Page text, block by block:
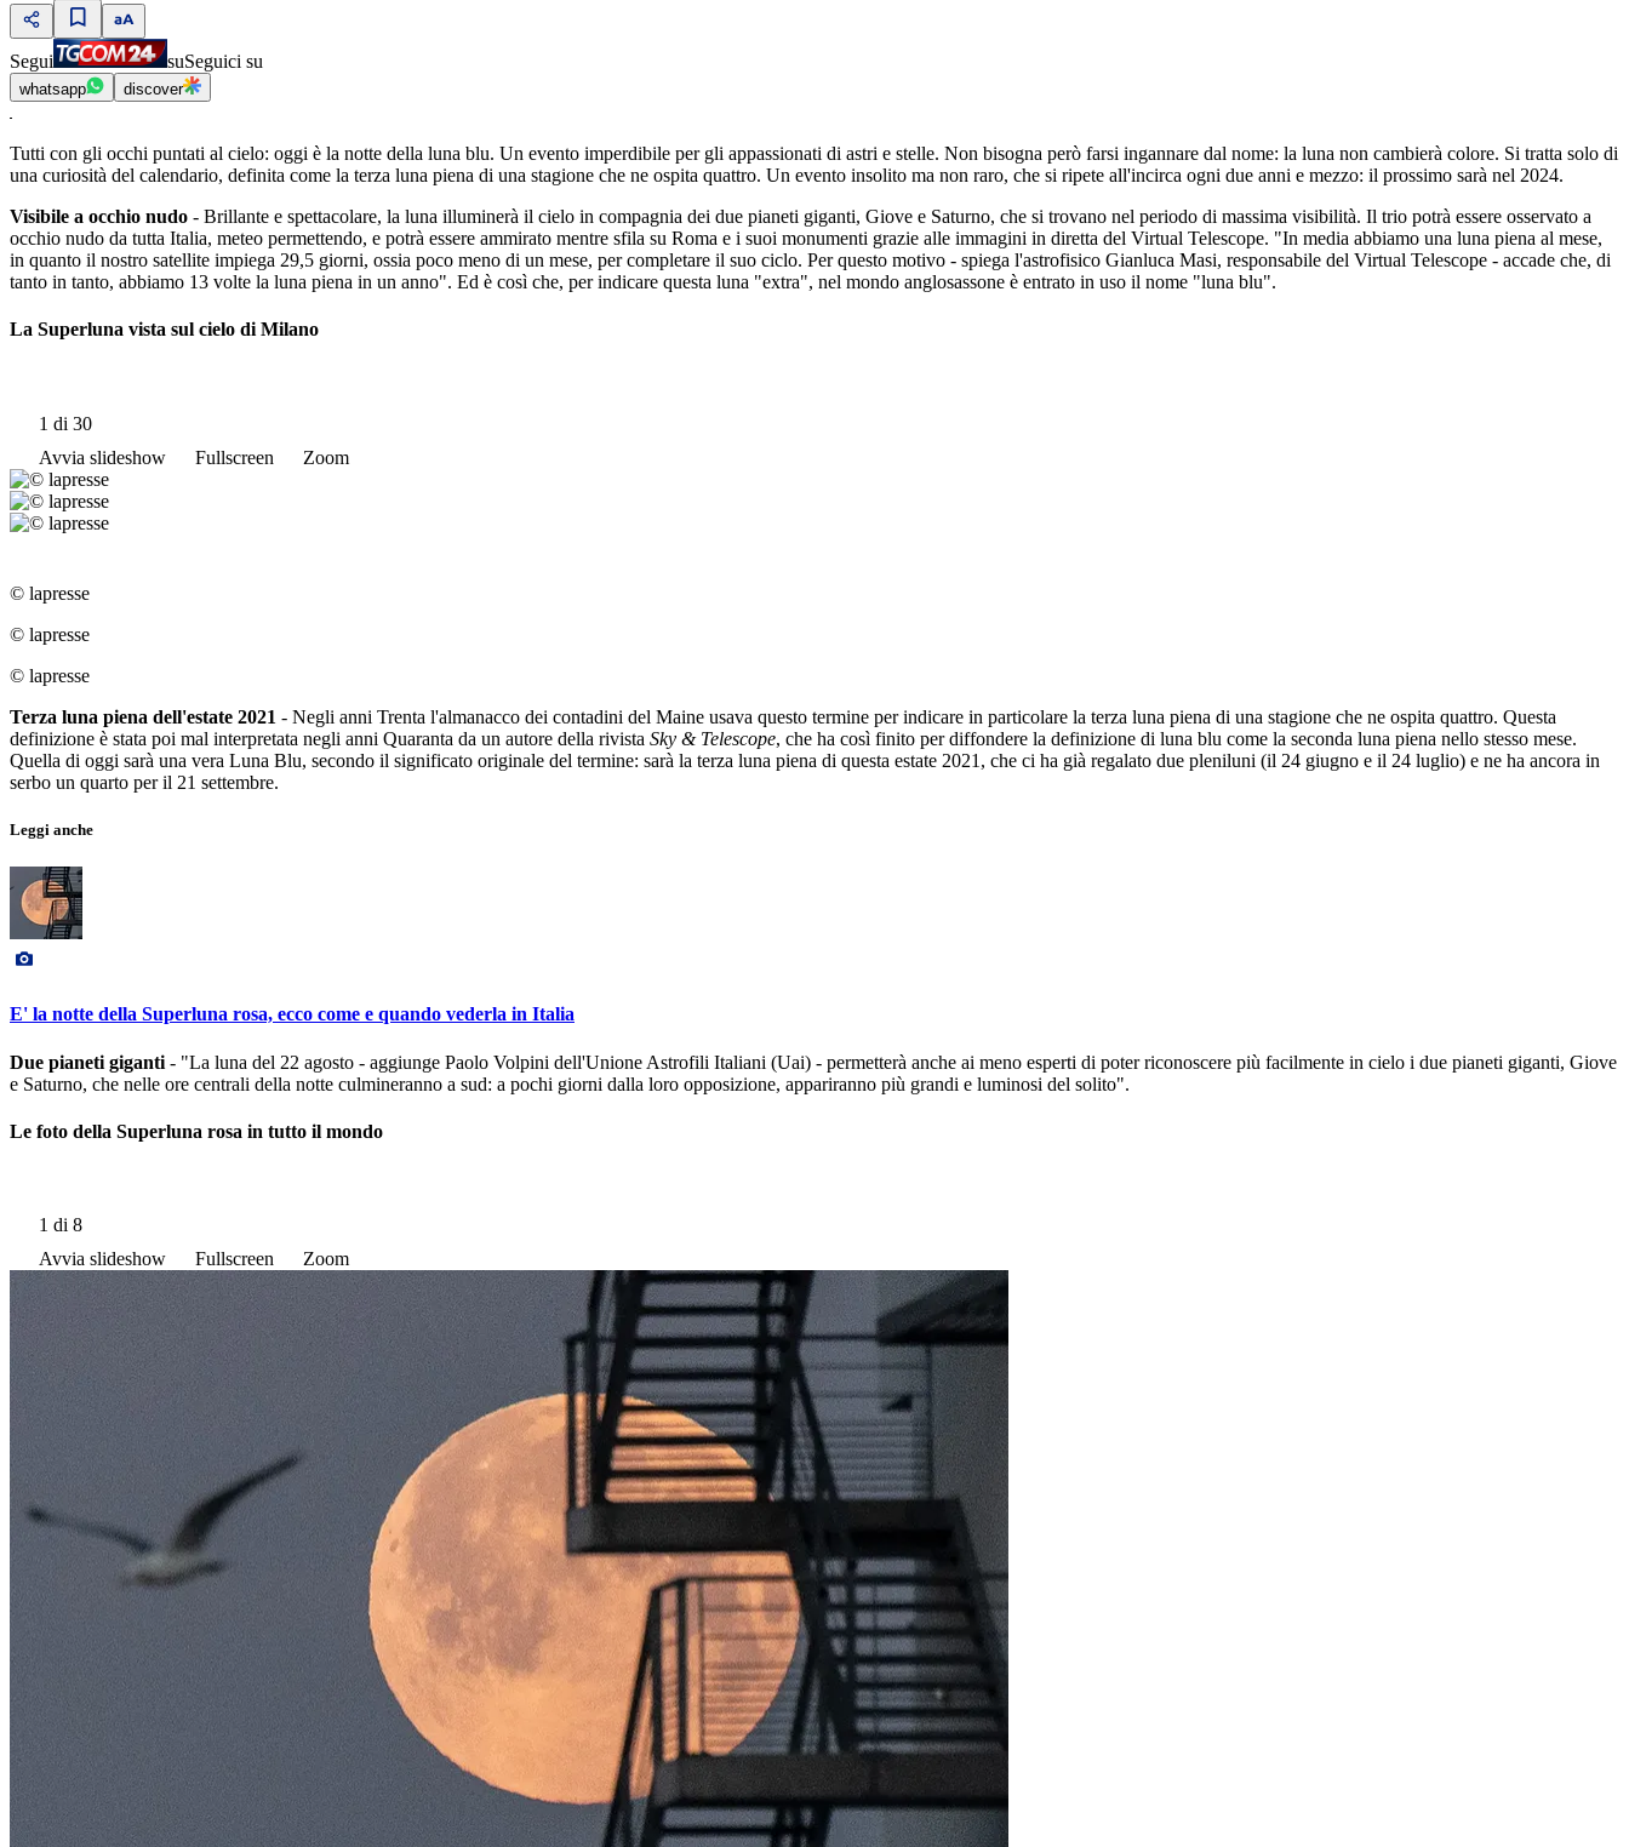
Segui suSeguici su
whatsapp discover
Tutti con gli occhi puntati al cielo: oggi è la notte della luna blu. Un evento imperdibile per gli appassionati di astri e stelle. Non bisogna però farsi ingannare dal nome: la luna non cambierà colore. Si tratta solo di
una curiosità del calendario, definita come la terza luna piena di una stagione che ne ospita quattro. Un evento insolito ma non raro, che si ripete all'incirca ogni due anni e mezzo: il prossimo sarà nel 2024.
Visibile a occhio nudo - Brillante e spettacolare, la luna illuminerà il cielo in compagnia dei due pianeti giganti, Giove e Saturno, che si trovano nel periodo di massima visibilità. Il trio potrà essere osservato a
occhio nudo da tutta Italia, meteo permettendo, e potrà essere ammirato mentre sfila su Roma e i suoi monumenti grazie alle immagini in diretta del Virtual Telescope. "In media abbiamo una luna piena al mese,
in quanto il nostro satellite impiega 29,5 giorni, ossia poco meno di un mese, per completare il suo ciclo. Per questo motivo - spiega l'astrofisico Gianluca Masi, responsabile del Virtual Telescope - accade che, di
tanto in tanto, abbiamo 13 volte la luna piena in un anno". Ed è così che, per indicare questa luna "extra", nel mondo anglosassone è entrato in uso il nome "luna blu".
La Superluna vista sul cielo di Milano
1 di 30
Avvia slideshow
Fullscreen Zoom
© lapresse
© lapresse
© lapresse
Terza luna piena dell'estate 2021 - Negli anni Trenta l'almanacco dei contadini del Maine usava questo termine per indicare in particolare la terza luna piena di una stagione che ne ospita quattro. Questa
definizione è stata poi mal interpretata negli anni Quaranta da un autore della rivista Sky & Telescope, che ha così finito per diffondere la definizione di luna blu come la seconda luna piena nello stesso mese.
Quella di oggi sarà una vera Luna Blu, secondo il significato originale del termine: sarà la terza luna piena di questa estate 2021, che ci ha già regalato due pleniluni (il 24 giugno e il 24 luglio) e ne ha ancora in
serbo un quarto per il 21 settembre.
Leggi anche
E' la notte della Superluna rosa, ecco come e quando vederla in Italia
Due pianeti giganti - "La luna del 22 agosto - aggiunge Paolo Volpini dell'Unione Astrofili Italiani (Uai) - permetterà anche ai meno esperti di poter riconoscere più facilmente in cielo i due pianeti giganti, Giove
e Saturno, che nelle ore centrali della notte culmineranno a sud: a pochi giorni dalla loro opposizione, appariranno più grandi e luminosi del solito".
Le foto della Superluna rosa in tutto il mondo
1 di 8
Avvia slideshow
Fullscreen Zoom